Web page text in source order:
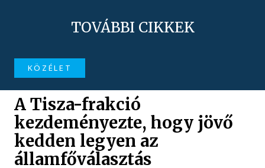
TOVÁBBI CIKKEK
KÖZÉLET
A Tisza-frakció
kezdeményezte, hogy jövő
kedden legyen az
államfőválasztás